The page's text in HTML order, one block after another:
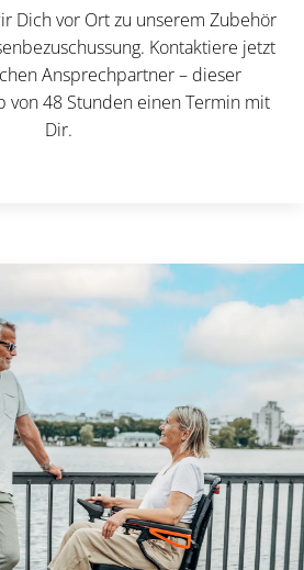
Dich vor Ort zu unserem Zubehör
Kontaktiere jetzt
Ansprechpartner – dieser
von 48 Stunden einen Termin mit
Dir.